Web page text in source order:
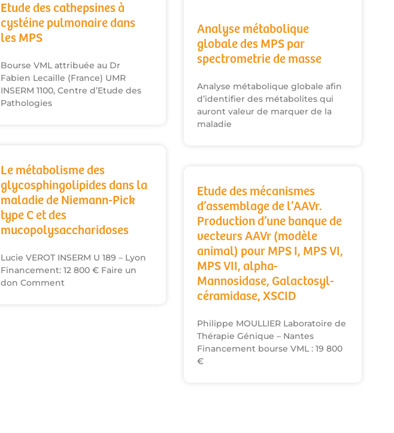
Etude des cathepsines à
cystéine pulmonaire dans
les MPS
Bourse VML attribuée au Dr
Fabien Lecaille (France) UMR
INSERM 1100, Centre d’Etude des
Pathologies
Analyse métabolique
globale des MPS par
spectrometrie de masse
Analyse métabolique globale afin
d’identifier des métabolites qui
auront valeur de marquer de la
maladie
Le métabolisme des
glycosphingolipides dans la
maladie de Niemann-Pick
type C et des
mucopolysaccharidoses
Lucie VEROT INSERM U 189 – Lyon
Financement: 12 800 € Faire un
don Comment
Etude des mécanismes
d’assemblage de l’AAVr.
Production d’une banque de
vecteurs AAVr (modèle
animal) pour MPS I, MPS VI,
MPS VII, alpha-
Mannosidase, Galactosyl-
céramidase, XSCID
Philippe MOULLIER Laboratoire de
Thérapie Génique – Nantes
Financement bourse VML : 19 800
€